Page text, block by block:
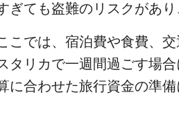
ぎても盗難のリスクがあ
こでは、宿泊費や食費、
タリカで一週間過ごす場
に合わせた旅行資金の準備